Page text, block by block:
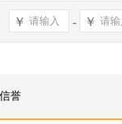
￥ - ￥
誉